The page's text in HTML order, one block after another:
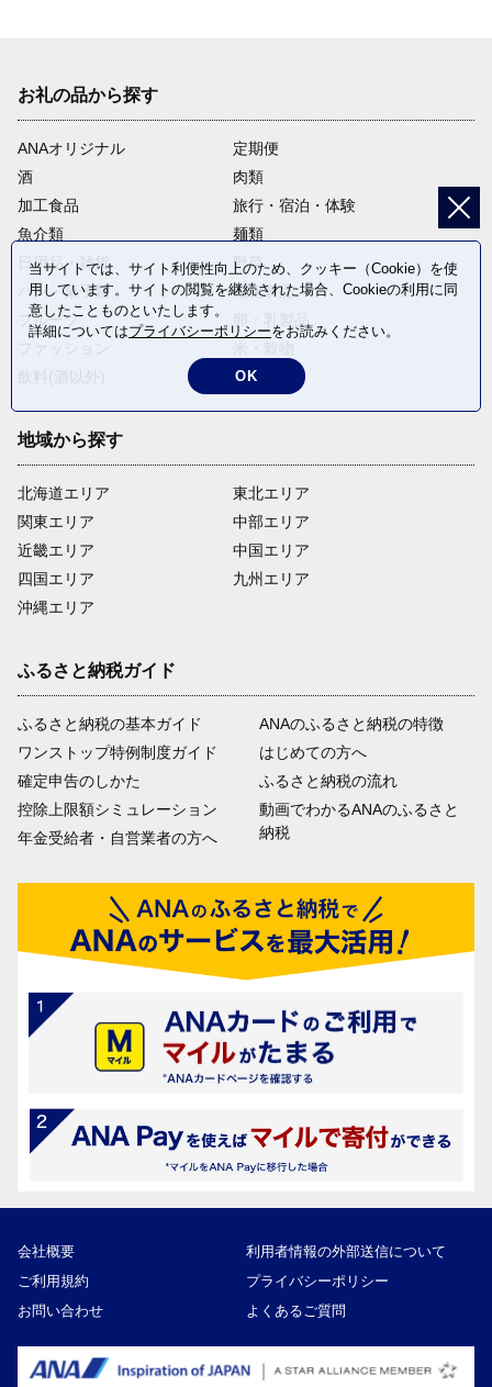
お礼の品から探す
ANAオリジナル
定期便
酒
肉類
加工食品
旅行・宿泊・体験
魚介類
麺類
日用品・雑貨
野菜
パン・菓子類
電化製品
フルーツ
返礼品なし
地域から探す
北海道エリア
関東エリア
近畿エリア
四国エリア
沖縄エリア
東北エリア
中部エリア
中国エリア
九州エリア
ふるさと納税ガイド
ふるさと納税の基本ガイド
ワンストップ特例制度ガイド
確定申告のしかた
控除上限額シミュレーション
年金受給者・自営業者の方へ
ANAのふるさと納税の特徴
はじめての方へ
ふるさと納税の流れ
動画でわかるANAのふるさと
納税
会社概要
利用者情報の外部送信について
ご利用規約
プライバシーポリシー
お問い合わせ
よくあるご質問
当サイトでは、サイト利便性向上のため、クッキー（Cookie）を使
用しています。サイトの閲覧を継続された場合、Cookieの利用に同
意したことものといたします。
詳細についてはプライバシーポリシーをお読みください。
OK